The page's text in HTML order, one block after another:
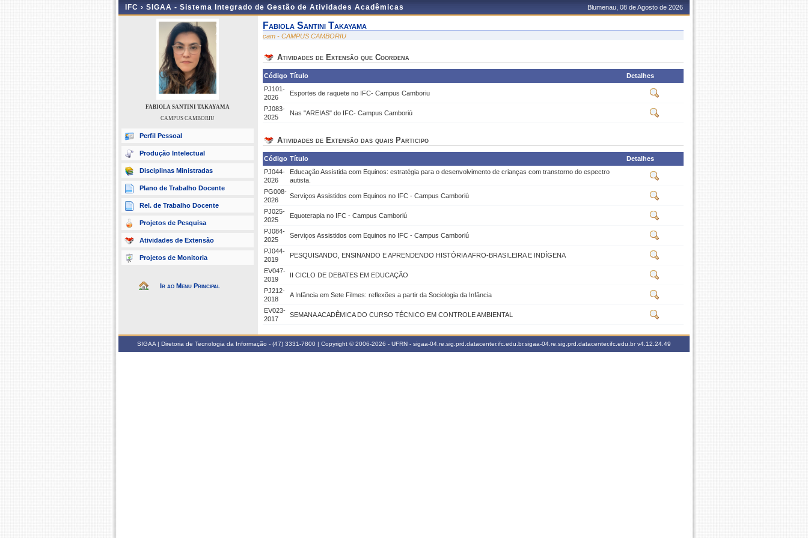
IFC › SIGAA - Sistema Integrado de Gestão de Atividades Acadêmicas Blumenau, 08 de Agosto de 2026
FABIOLA SANTINI TAKAYAMA
CAMPUS CAMBORIU
Perfil Pessoal
Produção Intelectual
Disciplinas Ministradas
Plano de Trabalho Docente
Rel. de Trabalho Docente
Projetos de Pesquisa
Atividades de Extensão
Projetos de Monitoria
Ir ao Menu Principal
Fabiola Santini Takayama
cam - CAMPUS CAMBORIU
Atividades de Extensão que Coordena
Código Título
Detalhes
PJ101-
2026
Esportes de raquete no IFC- Campus Camboriu
PJ083-
2025
Nas "AREIAS" do IFC- Campus Camboriú
Atividades de Extensão das quais Participo
Código Título
Detalhes
PJ044-
2026
Educação Assistida com Equinos: estratégia para o desenvolvimento de crianças com transtorno do espectro
autista.
PG008-
2026
Serviços Assistidos com Equinos no IFC - Campus Camboriú
PJ025-
2025
Equoterapia no IFC - Campus Camboriú
PJ084-
2025
Serviços Assistidos com Equinos no IFC - Campus Camboriú
PJ044-
2019
PESQUISANDO, ENSINANDO E APRENDENDO HISTÓRIA AFRO-BRASILEIRA E INDÍGENA
EV047-
2019
II CICLO DE DEBATES EM EDUCAÇÃO
PJ212-
2018
A Infância em Sete Filmes: reflexões a partir da Sociologia da Infância
EV023-
2017
SEMANA ACADÊMICA DO CURSO TÉCNICO EM CONTROLE AMBIENTAL
SIGAA | Diretoria de Tecnologia da Informação - (47) 3331-7800 | Copyright © 2006-2026 - UFRN - sigaa-04.re.sig.prd.datacenter.ifc.edu.br.sigaa-04.re.sig.prd.datacenter.ifc.edu.brv4.12.24.49